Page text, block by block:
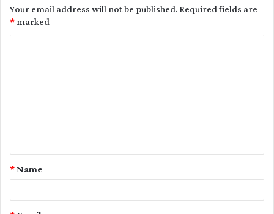
Your email address will not be published.Required fields are
marked
*
t
Name
*